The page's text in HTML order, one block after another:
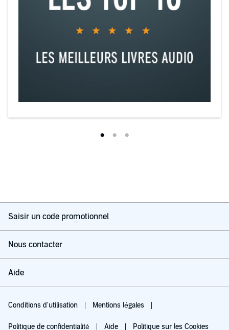
Saisir un code promotionnel
Nous contacter
Aide
Conditions d'utilisation Mentions légales
Politique de confidentialité Aide Politique sur les Cookies